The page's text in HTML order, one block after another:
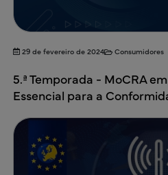
29 de fevereiro de 2024 Consumidores
5.ª Temporada - MoCRA
Essencial para a